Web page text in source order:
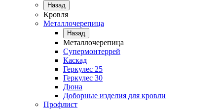
Назад
Кровля
Металлочерепица
Назад
Металлочерепица
Супермонтеррей
Каскад
Геркулес 25
Геркулес 30
Дюна
Доборные изделия для кровли
Профлист